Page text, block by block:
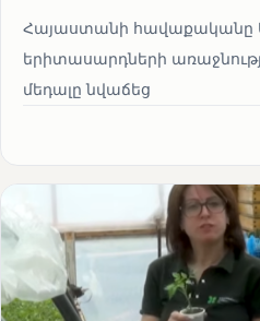
Հայաստանի հավաքականը
երիտասարդների
մեդալը նվաճեց